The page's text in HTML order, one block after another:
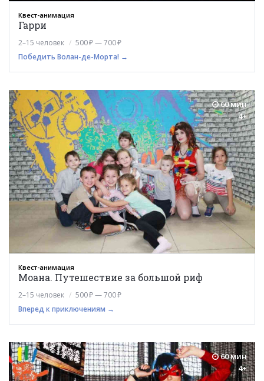
Квест-анимация
Гарри
2–15 человек
500 ₽ — 700 ₽
Победить Волан-де-Морта! →
60 мин
4+
Квест-анимация
Моана. Путешествие за большой риф
2–15 человек
500 ₽ — 700 ₽
Вперед к приключениям →
60 мин
4+